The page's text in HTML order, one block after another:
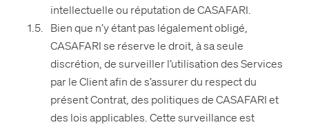
intellectuelle ou réputation de CASAFARI.
Bien que n’y étant pas légalement obligé,
CASAFARI se réserve le droit, à sa seule
discrétion, de surveiller l’utilisation des Services
par le Client afin de s’assurer du respect du
présent Contrat, des politiques de CASAFARI et
des lois applicables. Cette surveillance est